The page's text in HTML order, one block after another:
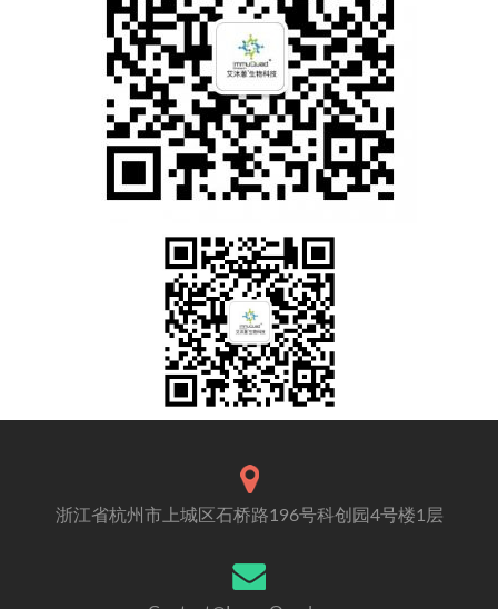
浙江省杭州市上城区石桥路196号科创园4号楼1层